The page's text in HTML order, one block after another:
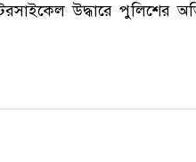
উদ্ধারে পুলিশের